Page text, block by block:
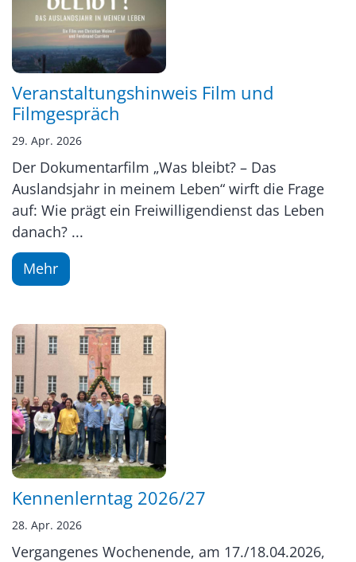
Veranstaltungshinweis Film und
Filmgespräch
29. Apr. 2026
Der Dokumentarfilm „Was bleibt? – Das
Auslandsjahr in meinem Leben“ wirft die Frage
auf: Wie prägt ein Freiwilligendienst das Leben
danach? ...
Mehr
Kennenlerntag 2026/27
28. Apr. 2026
Vergangenes Wochenende, am 17./18.04.2026,